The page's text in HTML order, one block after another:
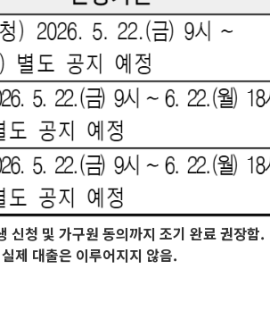
신청 및 가구원 동의까지 조기 완료 권장함.
제 대출은 이루어지지 않음.